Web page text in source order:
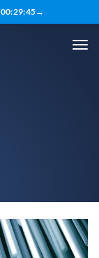
00:29:43→